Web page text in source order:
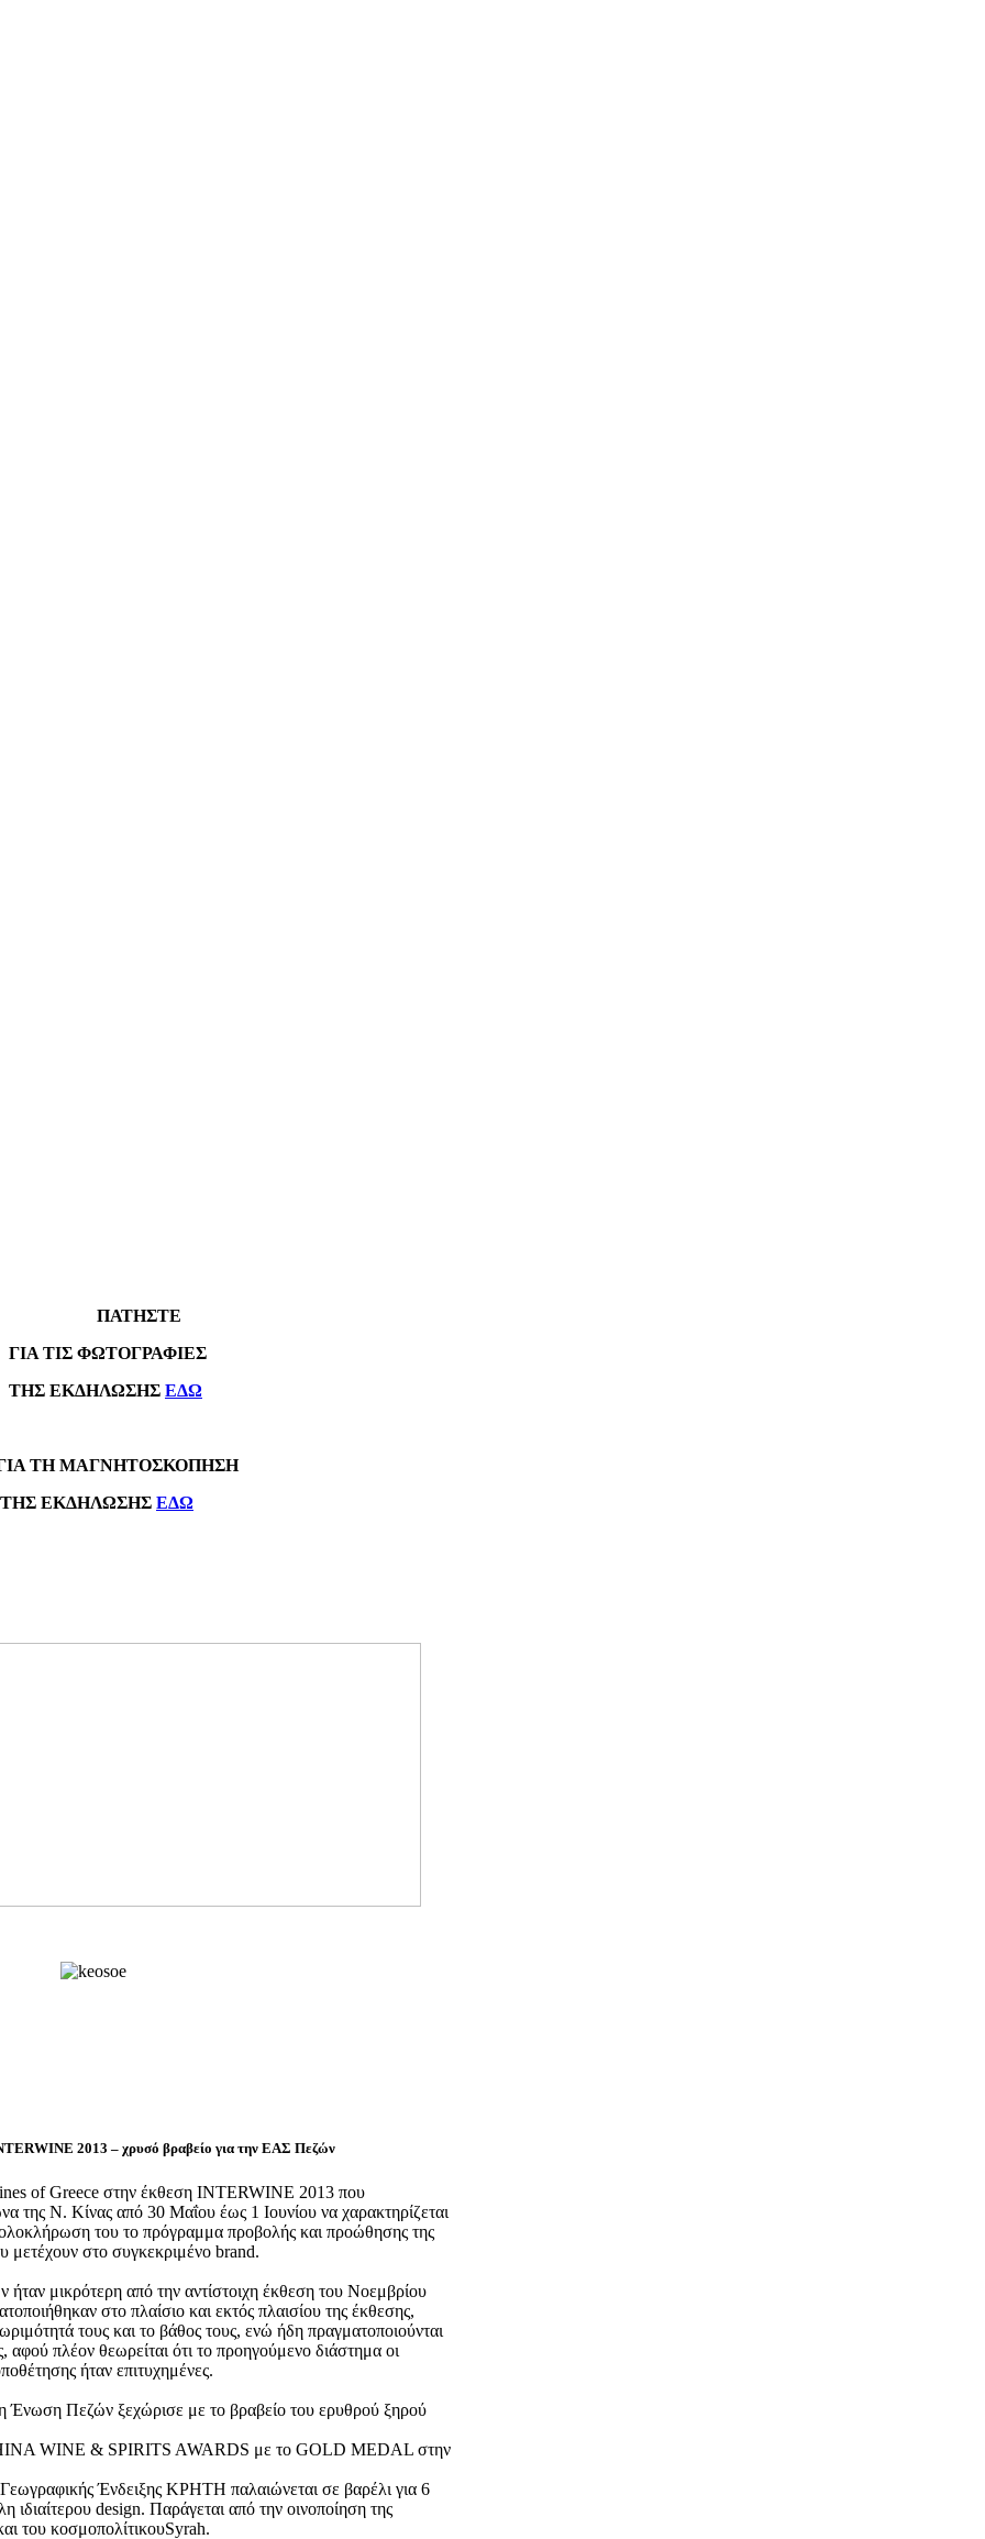
ΠΑΤΗΣΤΕ
ΤΙΣ ΦΩΤΟΓΡΑΦΙΕΣ
ΕΚΔΗΛΩΣΗΣ ΕΔΩ
ΤΗ ΜΑΓΝΗΤΟΣΚΟΠΗΣΗ
ΕΚΔΗΛΩΣΗΣ ΕΔΩ
2013 – χρυσό βραβείο για την ΕΑΣ Πεζών
of Greece στην έκθεση INTERWINE 2013 που
της Ν. Κίνας από 30 Μαΐου έως 1 Ιουνίου να χαρακτηρίζεται
ολοκλήρωση του το πρόγραμμα προβολής και προώθησης της
στο συγκεκριμένο brand.
μικρότερη από την αντίστοιχη έκθεση του Νοεμβρίου
στο πλαίσιο και εκτός πλαισίου της έκθεσης,
τους και το βάθος τους, ενώ ήδη πραγματοποιούνται
αφού πλέον θεωρείται ότι το προηγούμενο διάστημα οι
ήταν επιτυχημένες.
Ένωση Πεζών ξεχώρισε με το βραβείο του ερυθρού ξηρού
WINE & SPIRITS AWARDS με το GOLD MEDAL στην
Ένδειξης ΚΡΗΤΗ παλαιώνεται σε βαρέλι για 6
ιδιαίτερου design. Παράγεται από την οινοποίηση της
του κοσμοπολίτικουSyrah.